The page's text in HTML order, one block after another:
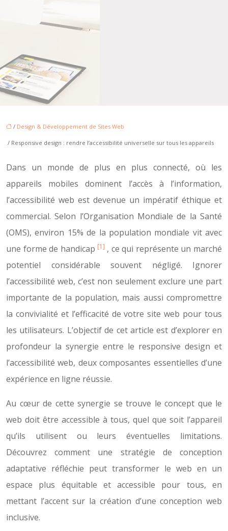
/ Design & Développement de Sites Web
/ Responsive design : rendre l’accessibilité universelle sur tous les appareils
Dans un monde de plus en plus connecté, où les
appareils mobiles dominent l’accès à l’information,
l’accessibilité web est devenue un impératif éthique et
commercial. Selon l’Organisation Mondiale de la Santé
(OMS), environ 15% de la population mondiale vit avec
une forme de handicap [1] , ce qui représente un marché
potentiel considérable souvent négligé. Ignorer
l’accessibilité web, c’est non seulement exclure une part
importante de la population, mais aussi compromettre
la convivialité et l’efficacité de votre site web pour tous
les utilisateurs. L’objectif de cet article est d’explorer en
profondeur la synergie entre le responsive design et
l’accessibilité web, deux composantes essentielles d’une
expérience en ligne réussie.
Au cœur de cette synergie se trouve le concept que le
web doit être accessible à tous, quel que soit l’appareil
qu’ils utilisent ou leurs éventuelles limitations.
Découvrez comment une stratégie de conception
adaptative réfléchie peut transformer le web en un
espace plus équitable et accessible pour tous, en
mettant l’accent sur la création d’une conception web
inclusive.